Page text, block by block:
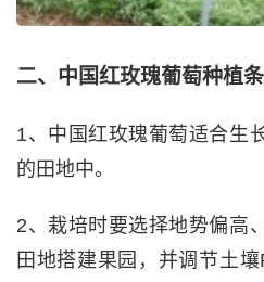
二、中国红玫瑰葡萄种植
1、中国红玫瑰葡萄适合生
的田地中。
2、栽培时要选择地势偏高
田地搭建果园，并调节土